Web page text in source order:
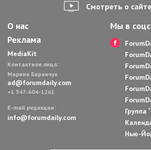
АВТОРСКИЕ КОЛОНКИ
ЗДОРОВЬЕ И КРАСОТА
ДОМ И ЕДА
Смотреть о сайте
О нас
Реклама
MediaKit
Контактное лицо:
Марина Баранчук
ad@forumdaily.com
+1 347-604-1261
E-mail редакции:
info@forumdaily.com
Мы в
Группа
Нью-